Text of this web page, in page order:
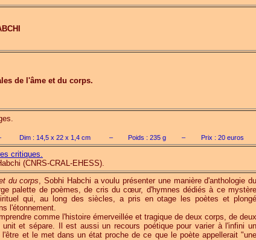
de l'âme et du corps.
Dim : 14,5 x 22 x 1,4 cm – Poids : 235 g – Prix : 20euros
critiques.
(CNRS-CRAL-EHESS).
du corps, Sobhi Habchi a voulu présenter une manière d'anthologie du
palette de poèmes, de cris du cœur, d'hymnes dédiés à ce mystère
qui, au long des siècles, a pris en otage les poètes et plongé
l'étonnement.
comme l'histoire émerveillée et tragique de deux corps, de deux
unit et sépare. Il est aussi un recours poétique pour varier à l'infini un
et le met dans un état proche de ce que le poète appellerait "une